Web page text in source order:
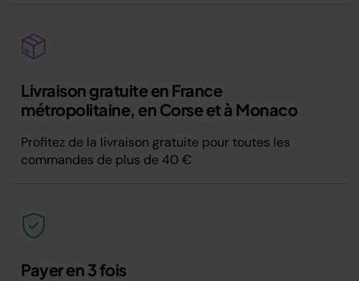
Livraison gratuite en France
métropolitaine, en Corse et à Monaco
Profitez de la livraison gratuite pour toutes les
commandes de plus de 40 €
Payer en 3 fois